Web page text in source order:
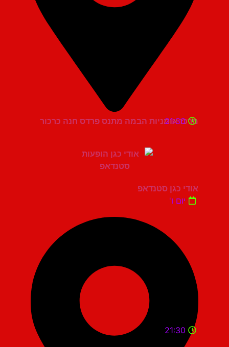
מרכז אומניות הבמה מתנס פרדס חנה כרכור
21:30
אודי כגן סטנדאפ
יום ו'
21:30